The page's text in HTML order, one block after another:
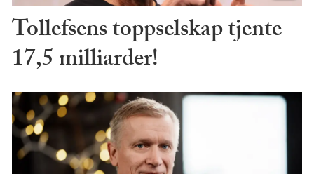
Tollefsens toppselskap tjente
17,5 milliarder!